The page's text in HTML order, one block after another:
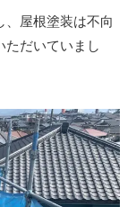
、屋根塗装は不向
ただいていまし